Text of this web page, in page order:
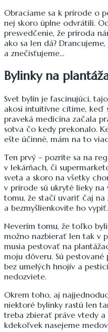
Obraciame sa k prírode o
nej skoro úplne odvrátili.
presvedčenie, že príroda
ako sa len dá?
a znečisťujeme…
Bylinky na
Svet bylín je fascinujúci,
akosi intuitívne cítime, keď
praveká medicína začala
sotva čo kedy prekonalo.
ešte účinné, mám na to
Ten prvý – pozrite sa na
v lekárňach, či
sveta a skoro na všetky
v prírode sú ukryté lieky na
tomu, že stačí uvariť čaj
a bezmyšlienkovite ho vypiť.
Neverím tomu, že toľko
možno nazbierať len tak v
musia pestovať na
moju dôveru. Sú
bez umelých hnojív a
nedozviete.
Okrem toho, aj
niektoré bylinky rastú len
treba zbierať práve vtedy a
kdekoľvek nasejeme